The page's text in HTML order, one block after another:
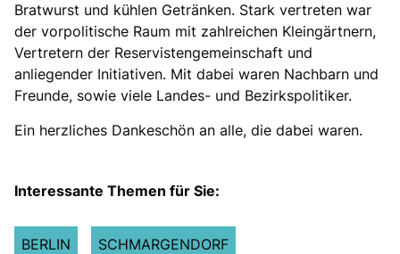
Bratwurst und kühlen Getränken. Stark vertreten war
der vorpolitische Raum mit zahlreichen Kleingärtnern,
Vertretern der Reservistengemeinschaft und
anliegender Initiativen. Mit dabei waren Nachbarn und
Freunde, sowie viele Landes- und Bezirkspolitiker.
Ein herzliches Dankeschön an alle, die dabei waren.
Interessante Themen für Sie:
BERLIN SCHMARGENDORF